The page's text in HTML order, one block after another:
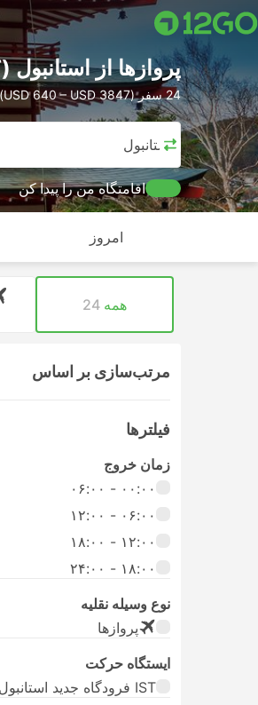
پرواز‌ها از استانبول (IST) به فرودگاه ناریتا (NRT)
24 سفر (USD 640 – USD 3847)
استانبول
اقامتگاه من را پیدا کن
امروز
همه 24
مرتب‌سازی بر اساس
فیلتر‌ها
زمان خروج
۰۰:۰۰ - ۰۶:۰۰
۰۶:۰۰ - ۱۲:۰۰
۱۲:۰۰ - ۱۸:۰۰
۱۸:۰۰ - ۲۴:۰۰
نوع وسیله نقلیه
پرواز‌ها
ایستگاه حرکت
IST فرودگاه جدید استانبول